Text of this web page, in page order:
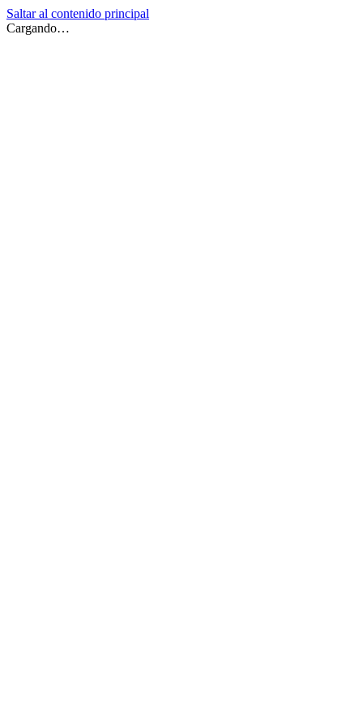
Saltar al contenido principal
Cargando…